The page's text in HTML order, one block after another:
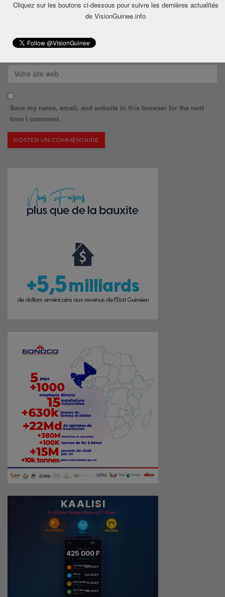
Save my name, email, and website in this browser for the next
time I comment.
Cliquez sur les boutons ci-dessous pour suivre les dernières actualités
de VisionGuinee.info